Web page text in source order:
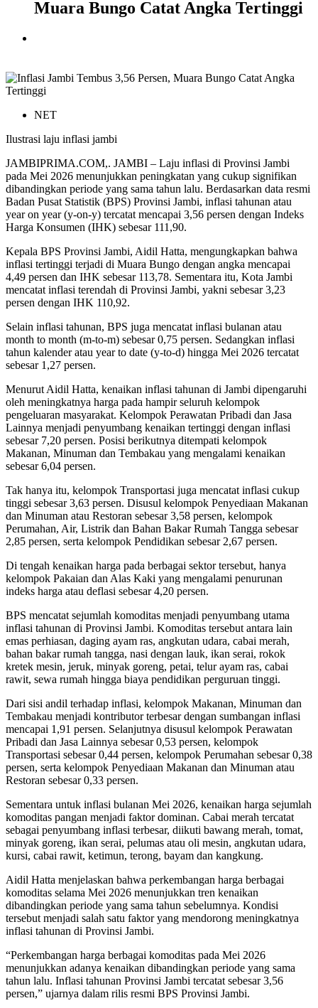
Muara Bungo Catat Angka Tertinggi
NET
Ilustrasi laju inflasi jambi
JAMBIPRIMA.COM,. JAMBI – Laju inflasi di Provinsi Jambi
pada Mei 2026 menunjukkan peningkatan yang cukup signifikan
dibandingkan periode yang sama tahun lalu. Berdasarkan data resmi
Badan Pusat Statistik (BPS) Provinsi Jambi, inflasi tahunan atau
year on year (y-on-y) tercatat mencapai 3,56 persen dengan Indeks
Harga Konsumen (IHK) sebesar 111,90.
Kepala BPS Provinsi Jambi, Aidil Hatta, mengungkapkan bahwa
inflasi tertinggi terjadi di Muara Bungo dengan angka mencapai
4,49 persen dan IHK sebesar 113,78. Sementara itu, Kota Jambi
mencatat inflasi terendah di Provinsi Jambi, yakni sebesar 3,23
persen dengan IHK 110,92.
Selain inflasi tahunan, BPS juga mencatat inflasi bulanan atau
month to month (m-to-m) sebesar 0,75 persen. Sedangkan inflasi
tahun kalender atau year to date (y-to-d) hingga Mei 2026 tercatat
sebesar 1,27 persen.
Menurut Aidil Hatta, kenaikan inflasi tahunan di Jambi dipengaruhi
oleh meningkatnya harga pada hampir seluruh kelompok
pengeluaran masyarakat. Kelompok Perawatan Pribadi dan Jasa
Lainnya menjadi penyumbang kenaikan tertinggi dengan inflasi
sebesar 7,20 persen. Posisi berikutnya ditempati kelompok
Makanan, Minuman dan Tembakau yang mengalami kenaikan
sebesar 6,04 persen.
Tak hanya itu, kelompok Transportasi juga mencatat inflasi cukup
tinggi sebesar 3,63 persen. Disusul kelompok Penyediaan Makanan
dan Minuman atau Restoran sebesar 3,58 persen, kelompok
Perumahan, Air, Listrik dan Bahan Bakar Rumah Tangga sebesar
2,85 persen, serta kelompok Pendidikan sebesar 2,67 persen.
Di tengah kenaikan harga pada berbagai sektor tersebut, hanya
kelompok Pakaian dan Alas Kaki yang mengalami penurunan
indeks harga atau deflasi sebesar 4,20 persen.
BPS mencatat sejumlah komoditas menjadi penyumbang utama
inflasi tahunan di Provinsi Jambi. Komoditas tersebut antara lain
emas perhiasan, daging ayam ras, angkutan udara, cabai merah,
bahan bakar rumah tangga, nasi dengan lauk, ikan serai, rokok
kretek mesin, jeruk, minyak goreng, petai, telur ayam ras, cabai
rawit, sewa rumah hingga biaya pendidikan perguruan tinggi.
Dari sisi andil terhadap inflasi, kelompok Makanan, Minuman dan
Tembakau menjadi kontributor terbesar dengan sumbangan inflasi
mencapai 1,91 persen. Selanjutnya disusul kelompok Perawatan
Pribadi dan Jasa Lainnya sebesar 0,53 persen, kelompok
Transportasi sebesar 0,44 persen, kelompok Perumahan sebesar 0,38
persen, serta kelompok Penyediaan Makanan dan Minuman atau
Restoran sebesar 0,33 persen.
Sementara untuk inflasi bulanan Mei 2026, kenaikan harga sejumlah
komoditas pangan menjadi faktor dominan. Cabai merah tercatat
sebagai penyumbang inflasi terbesar, diikuti bawang merah, tomat,
minyak goreng, ikan serai, pelumas atau oli mesin, angkutan udara,
kursi, cabai rawit, ketimun, terong, bayam dan kangkung.
Aidil Hatta menjelaskan bahwa perkembangan harga berbagai
komoditas selama Mei 2026 menunjukkan tren kenaikan
dibandingkan periode yang sama tahun sebelumnya. Kondisi
tersebut menjadi salah satu faktor yang mendorong meningkatnya
inflasi tahunan di Provinsi Jambi.
“Perkembangan harga berbagai komoditas pada Mei 2026
menunjukkan adanya kenaikan dibandingkan periode yang sama
tahun lalu. Inflasi tahunan Provinsi Jambi tercatat sebesar 3,56
persen,” ujarnya dalam rilis resmi BPS Provinsi Jambi.